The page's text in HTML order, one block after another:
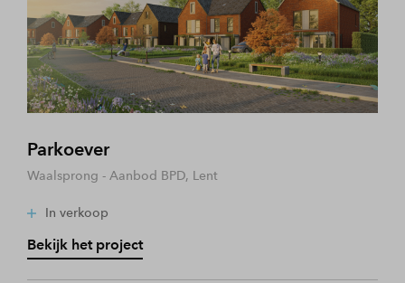
Parkoever
Waalsprong - Aanbod BPD, Lent
In verkoop
Bekijk het project